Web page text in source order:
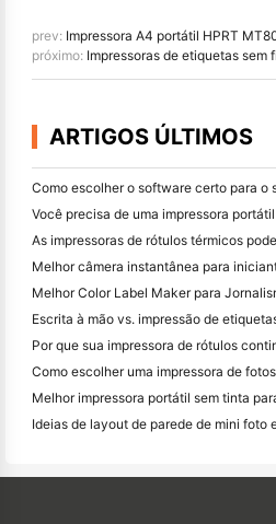
prev: Impressora A4 portátil HPRT
próximo: Impressoras de etiquetas sem
ARTIGOS ÚLTIMOS
Por que sua impressora de rótulos